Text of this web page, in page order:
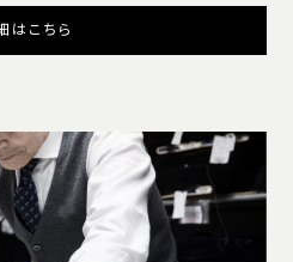
はこちら